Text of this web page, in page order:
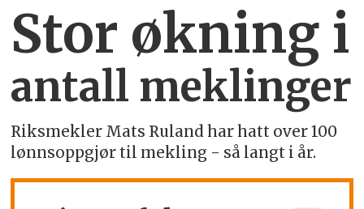
Stor økning i
antall meklinger
Riksmekler Mats Ruland har hatt over 100
lønnsoppgjør til mekling - så langt i år.